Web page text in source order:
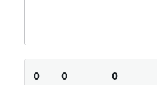
0 0 0